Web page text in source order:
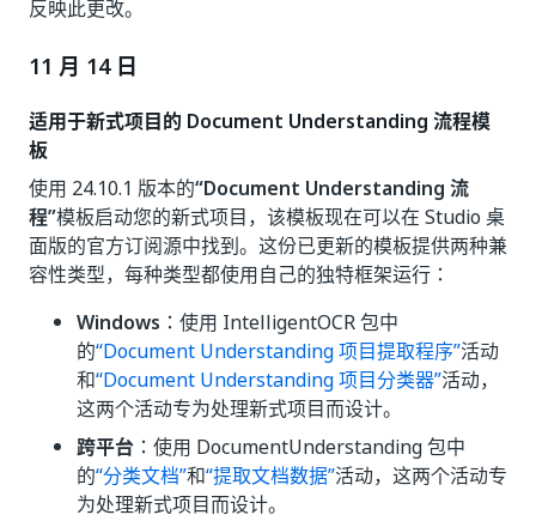
反映此更改。
11 月 14 日
适用于新式项目的 Document Understanding 流程模
板
使用 24.10.1 版本的“Document Understanding 流
程”模板启动您的新式项目，该模板现在可以在 Studio 桌
面版的官方订阅源中找到。这份已更新的模板提供两种兼
容性类型，每种类型都使用自己的独特框架运行：
Windows ：使用 IntelligentOCR 包中
的“Document Understanding 项目提取程序”活动
和“Document Understanding 项目分类器”活动，
这两个活动专为处理新式项目而设计。
跨平台 ：使用 DocumentUnderstanding 包中
的“分类文档”和“提取文档数据”活动，这两个活动专
为处理新式项目而设计。